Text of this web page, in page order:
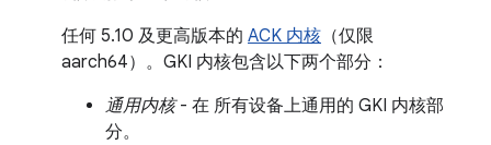
任何 5.10 及更高版本的 ACK 内核 （仅限
aarch64）。GKI 内核包含以下两个部分：
通用内核- 在 所有设备上通用的 GKI 内核部
分。